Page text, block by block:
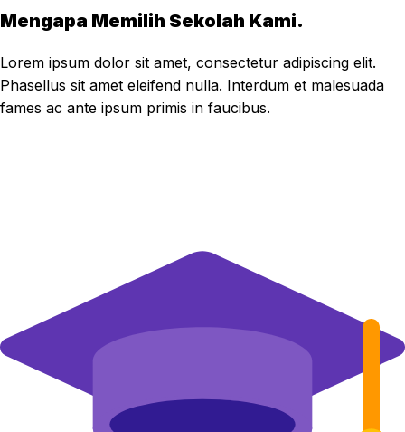
Mengapa Memilih Sekolah Kami.
Lorem ipsum dolor sit amet, consectetur adipiscing elit.
Phasellus sit amet eleifend nulla. Interdum et malesuada
fames ac ante ipsum primis in faucibus.